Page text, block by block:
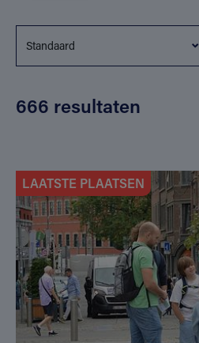
666 resultaten
LAATSTE PLAATSEN